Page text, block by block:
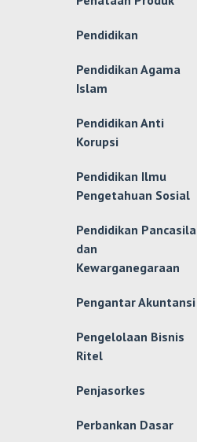
Pendidikan
Pendidikan Agama
Islam
Pendidikan Anti
Korupsi
Pendidikan Ilmu
Pengetahuan Sosial
Pendidikan Pancasila
dan
Kewarganegaraan
Pengantar Akuntansi
Pengelolaan Bisnis
Ritel
Penjasorkes
Perbankan Dasar